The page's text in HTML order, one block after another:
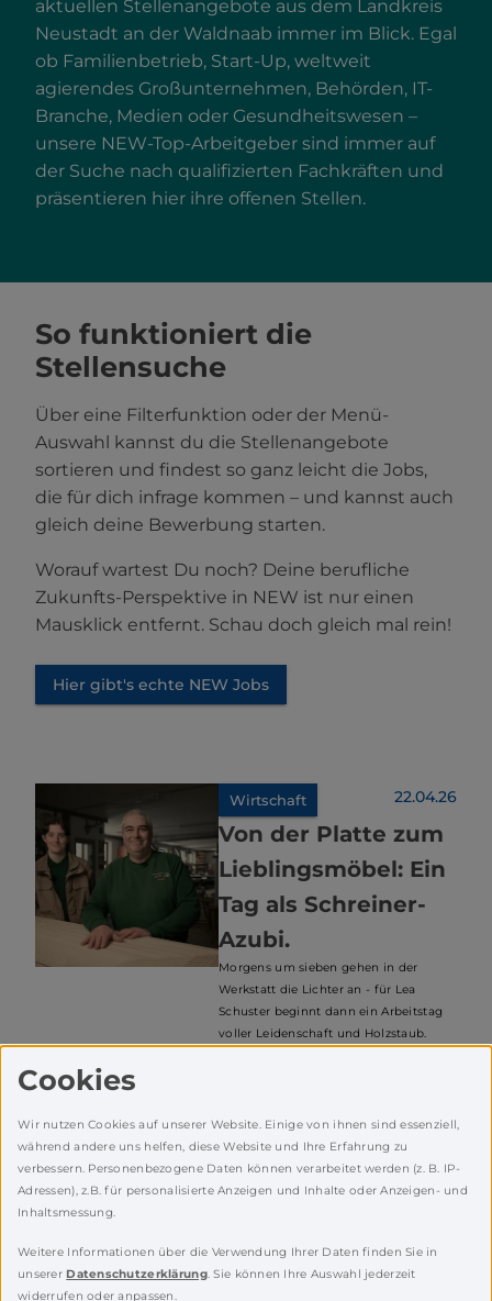
aktuellen Stellenangebote aus dem Landkreis
Neustadt an der Waldnaab immer im Blick. Egal
ob Familienbetrieb, Start-Up, weltweit
agierendes Großunternehmen, Behörden, IT-
Branche, Medien oder Gesundheitswesen –
unsere NEW-Top-Arbeitgeber sind immer auf
der Suche nach qualifizierten Fachkräften und
präsentieren hier ihre offenen Stellen.
So funktioniert die
Stellensuche
Über eine Filterfunktion oder der Menü-
Auswahl kannst du die Stellenangebote
sortieren und findest so ganz leicht die Jobs,
die für dich infrage kommen – und kannst auch
gleich deine Bewerbung starten.
Worauf wartest Du noch? Deine berufliche
Zukunfts-Perspektive in NEW ist nur einen
Mausklick entfernt. Schau doch gleich mal rein!
Hier gibt's echte NEW Jobs
Wirtschaft 22.04.26
Von der Platte zum
Lieblingsmöbel: Ein
Tag als Schreiner-
Azubi.
Morgens um sieben gehen in der
Werkstatt die Lichter an - für Lea
Schuster beginnt dann ein Arbeitstag
voller Leidenschaft und Holzstaub.
Schreinermeister Peter Beck voll auf
den Nachwuchs setzt, erfahrt ihr in
unserem neuen Einblick hinter die
Kulissen der Schreinerei Beck.
Cookies
Wir nutzen Cookies auf unserer Website. Einige von ihnen sind essenziell,
während andere uns helfen, diese Website und Ihre Erfahrung zu
verbessern. Personenbezogene Daten können verarbeitet werden (z. B. IP-
Adressen), z.B. für personalisierte Anzeigen und Inhalte oder Anzeigen- und
Inhaltsmessung.
Weitere Informationen über die Verwendung Ihrer Daten finden Sie in
unserer Datenschutzerklärung. Sie können Ihre Auswahl jederzeit
widerrufen oder anpassen.